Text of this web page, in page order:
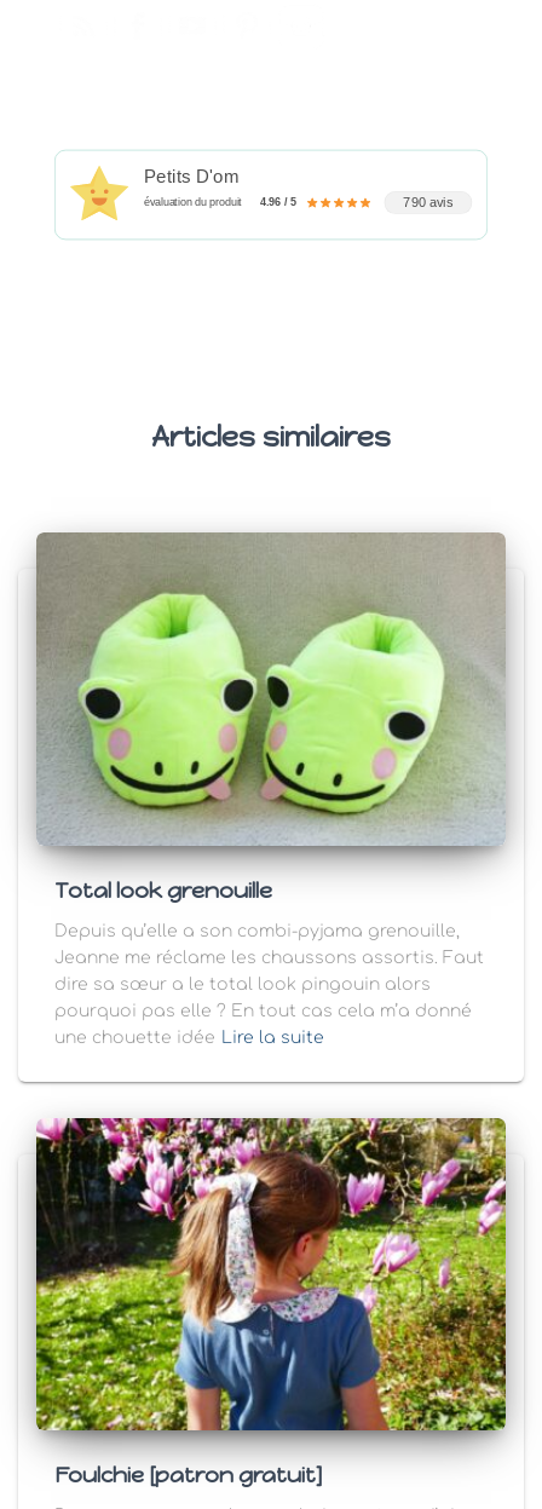
Petits D'om
évaluation du produit 4.96 / 5 790 avis
Articles similaires
Total look grenouille
Depuis qu’elle a son combi-pyjama grenouille,
Jeanne me réclame les chaussons assortis. Faut
dire sa sœur a le total look pingouin alors
pourquoi pas elle ? En tout cas cela m’a donné
une chouette idée
Lire la suite
Foulchie [patron gratuit]